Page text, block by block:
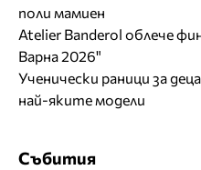
поли мамиен
Atelier Banderol облече
Варна 2026"
Ученически раници за
най-яките модели
Събития